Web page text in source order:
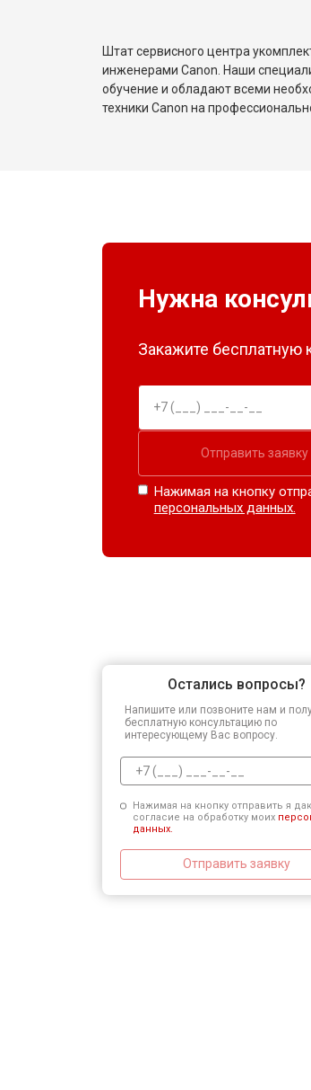
Штат сервисного центра
инженерами Canon. Наши
обучение и обладают всеми
техники Canon на
Нужна
Закажите бесплатную
Отправить заявку
Нажимая на кнопку
персональных данных.
Остались вопросы?
Напишите или позвоните нам и
бесплатную консультацию по
интересующему Вас вопросу.
Нажимая на кнопку отправить я
согласие на обработку моих
данных.
Отправить заявку